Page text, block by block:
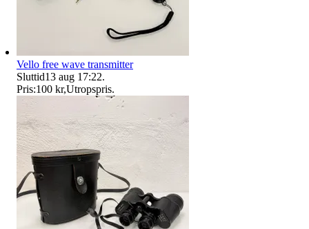
Vello free wave transmitter
Sluttid13 aug 17:22.
Pris:100 kr,Utropspris.